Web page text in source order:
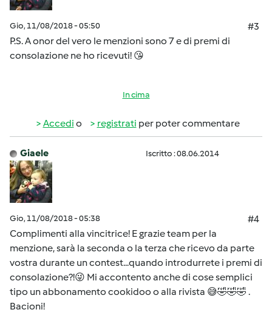
Gio, 11/08/2018 - 05:50
#3
P.S. A onor del vero le menzioni sono 7 e di premi di
consolazione ne ho ricevuti! 😘
In cima
Accedi o registrati per poter commentare
Giaele Iscritto : 08.06.2014
Gio, 11/08/2018 - 05:38
#4
Complimenti alla vincitrice! E grazie team per la
menzione, sarà la seconda o la terza che ricevo da parte
vostra durante un contest...quando introdurrete i premi di
consolazione?!😜 Mi accontento anche di cose semplici
tipo un abbonamento cookidoo o alla rivista 😅🤣🤣🤣 .
Bacioni!